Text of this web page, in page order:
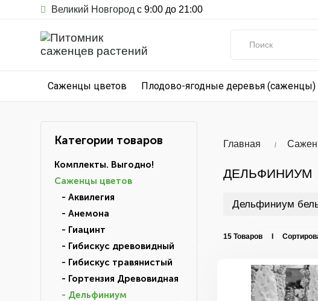
Великий Новгород с 9:00 до 21:00
Саженцы цветов Плодово-ягодные деревья (саженцы)
Категории товаров
Комплекты. Выгодно!
Саженцы цветов
- Аквилегия
- Анемона
- Гиацинт
- Гибискус древовидный
- Гибискус травянистый
- Гортензия Древовидная
- Дельфиниум
Главная
ДЕЛЬФИНИУМ
Дельфиниум
15 Товаров I